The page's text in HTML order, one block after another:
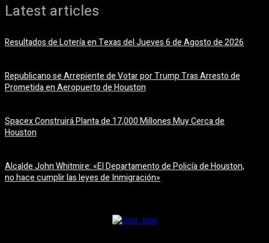
Latest articles
Resultados de Lotería en Texas del Jueves 6 de Agosto de 2026
Republicano se Arrepiente de Votar por Trump Tras Arresto de
Prometida en Aeropuerto de Houston
Spacex Construirá Planta de 17,000 Millones Muy Cerca de
Houston
Alcalde John Whitmire: «El Departamento de Policía de Houston,
no hace cumplir las leyes de Inmigración»